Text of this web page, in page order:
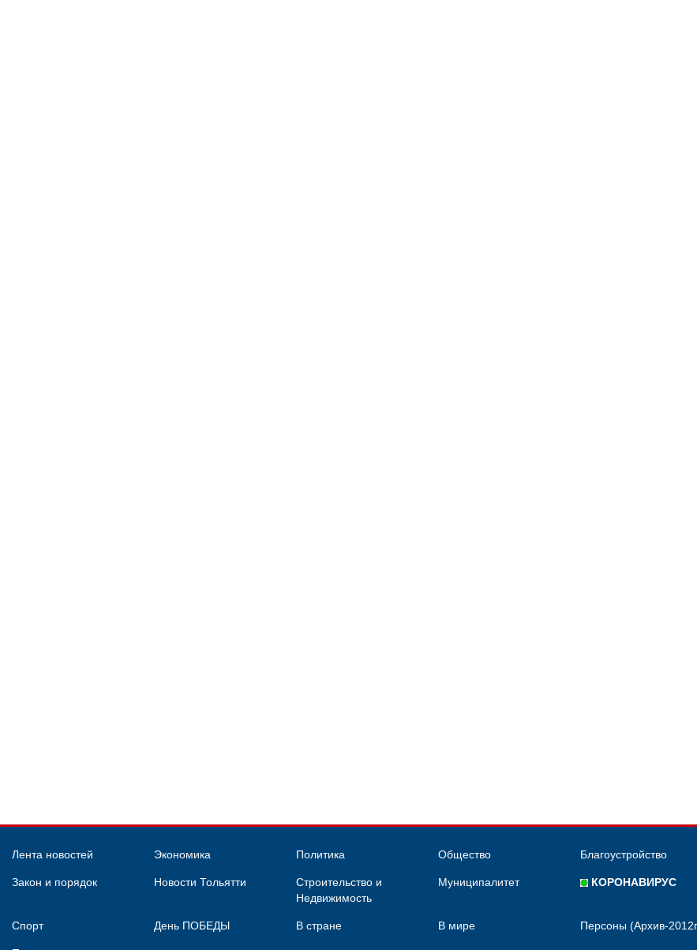
Лента новостей Экономика Политика Общество Благоустройство
Закон и порядок Новости Тольятти
Строительство и
Недвижимость
Муниципалитет КОРОНАВИРУС
Спорт День ПОБЕДЫ В стране В мире Персоны (Архив-